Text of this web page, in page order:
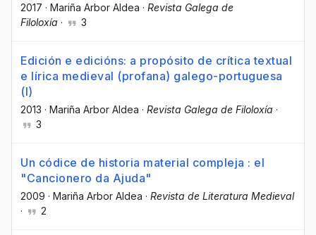
2017 · Mariña Arbor Aldea · Revista Galega de
Filoloxía · 3
Edición e edicións: a propósito de crítica textual
e lírica medieval (profana) galego-portuguesa
(I)
2013 · Mariña Arbor Aldea · Revista Galega de Filoloxía ·
3
Un códice de historia material compleja : el
"Cancionero da Ajuda"
2009 · Mariña Arbor Aldea · Revista de Literatura Medieval
·
2